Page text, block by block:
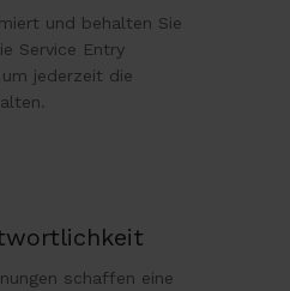
und behalten Sie
Service Entry
jederzeit die
schaffen eine